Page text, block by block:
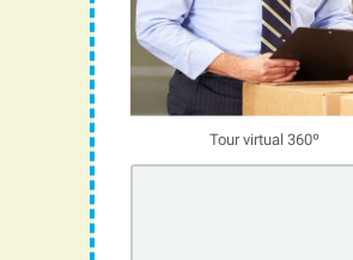
Tour virtual 360º